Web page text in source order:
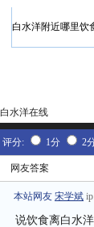
白水洋附近哪里饮